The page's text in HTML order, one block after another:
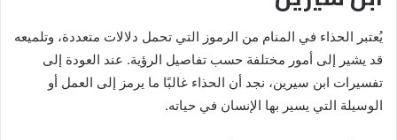
يُعتبر الحذاء في المنام من الرموز التي تحمل دلالات متعددة، وتلميعه
قد يشير إلى أمور مختلفة حسب تفاصيل الرؤية. عند العودة إلى
تفسيرات ابن سيرين، نجد أن الحذاء غالبًا ما يرمز إلى العمل أو
الوسيلة التي يسير بها الإنسان في حياته.